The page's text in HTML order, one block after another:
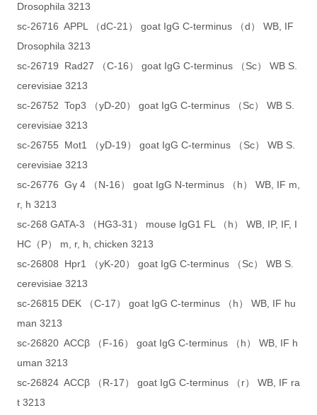
Drosophila 3213
sc-26716 APPL （dC-21） goat IgG C-terminus （d） WB, IF
Drosophila 3213
sc-26719 Rad27 （C-16） goat IgG C-terminus （Sc） WB S.
cerevisiae 3213
sc-26752 Top3 （yD-20） goat IgG C-terminus （Sc） WB S.
cerevisiae 3213
sc-26755 Mot1 （yD-19） goat IgG C-terminus （Sc） WB S.
cerevisiae 3213
sc-26776 Gγ 4 （N-16） goat IgG N-terminus （h） WB, IF m,
r, h 3213
sc-268 GATA-3 （HG3-31） mouse IgG1 FL （h） WB, IP, IF, I
HC（P） m, r, h, chicken 3213
sc-26808 Hpr1 （yK-20） goat IgG C-terminus （Sc） WB S.
cerevisiae 3213
sc-26815 DEK （C-17） goat IgG C-terminus （h） WB, IF hu
man 3213
sc-26820 ACCβ （F-16） goat IgG C-terminus （h） WB, IF h
uman 3213
sc-26824 ACCβ （R-17） goat IgG C-terminus （r） WB, IF ra
t 3213